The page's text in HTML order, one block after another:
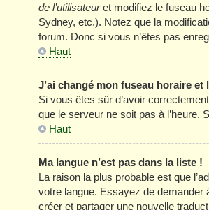
de l’utilisateuret modifiez le fuseau
Sydney, etc.). Notez que la
forum. Donc si vous n’êtes pas
Haut
J’ai changé mon fuseau horaire
Si vous êtes sûr d’avoir
que le serveur ne soit pas à l’heure.
Haut
Ma langue n’est pas dans la liste !
La raison la plus probable est que
votre langue. Essayez de demander
créer et partager une nouvelle